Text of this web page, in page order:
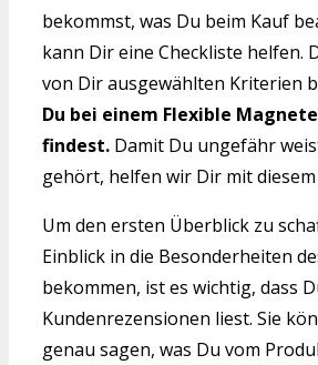
bekommst, was Du beim Kauf
kann Dir eine Checkliste helfen.
von Dir ausgewählten Kriterien
Du bei einem Flexible
findest. Damit Du ungefähr
gehört, helfen wir Dir mit
Um den ersten Überblick zu
Einblick in die Besonderheiten
bekommen, ist es wichtig, dass
Kundenrezensionen liest. Sie
genau sagen, was Du vom